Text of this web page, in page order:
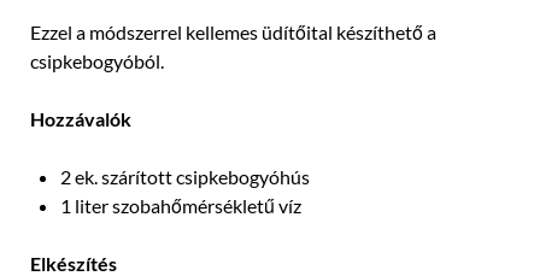
Ezzel a módszerrel kellemes üdítőital készíthető a
csipkebogyóból.
Hozzávalók
2 ek. szárított csipkebogyóhús
1 liter szobahőmérsékletű víz
Elkészítés